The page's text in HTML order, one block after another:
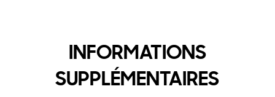
INFORMATIONS
SUPPLÉMENTAIRES